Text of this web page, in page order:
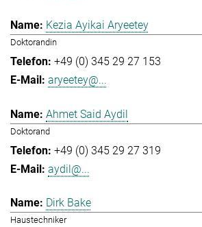
Kezia Ayikai Aryeetey
Doktorandin
+49 (0) 345 29 27 153
aryeetey@...
Ahmet Said Aydil
Doktorand
+49 (0) 345 29 27 319
aydil@...
Dirk Bake
Haustechniker